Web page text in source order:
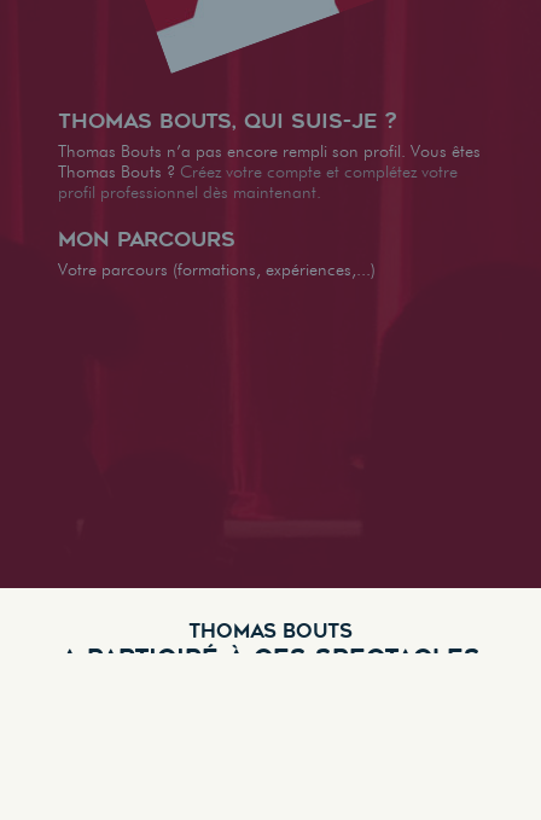
Thomas Bouts, qui suis-je ?
Thomas Bouts n’a pas encore rempli son profil. Vous êtes
Thomas Bouts ? Créez votre compte et complétez votre
profil professionnel dès maintenant.
Mon parcours
Votre parcours (formations, expériences,...)
THOMAS BOUTS
A PARTICIPÉ À CES SPECTACLES